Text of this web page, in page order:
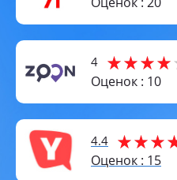
4
Оценок : 10
4.4
Оценок : 15